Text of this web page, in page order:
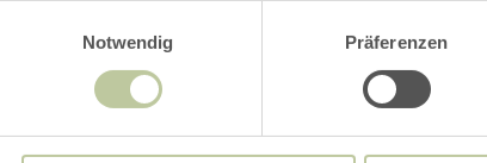
Notwendig
Präferenzen